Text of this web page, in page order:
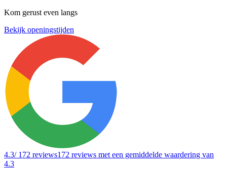
Kom gerust even langs
Bekijk openingstijden
4.3/ 172 reviews172 reviews met een gemiddelde waardering van
4.3